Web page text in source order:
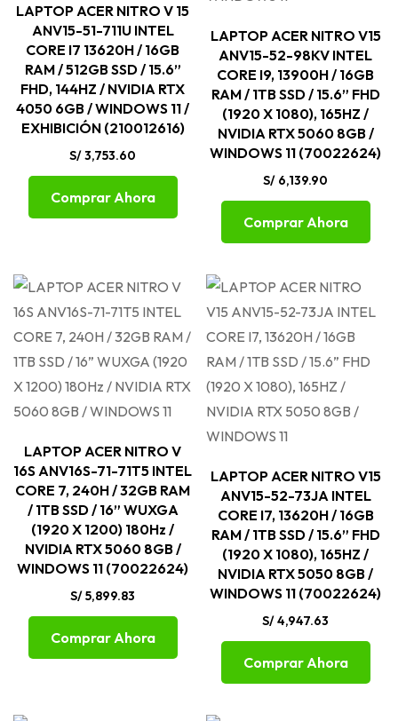
LAPTOP ACER NITRO V 15
ANV15-51-711U INTEL
CORE I7 13620H / 16GB
RAM / 512GB SSD / 15.6”
FHD, 144HZ / NVIDIA RTX
4050 6GB / WINDOWS 11 /
EXHIBICIÓN (210012616)
S/3,753.60
Comprar Ahora
LAPTOP ACER NITRO V15
ANV15-52-98KV INTEL
CORE I9, 13900H / 16GB
RAM / 1TB SSD / 15.6” FHD
(1920 X 1080), 165HZ /
NVIDIA RTX 5060 8GB /
WINDOWS 11 (70022624)
S/ 6,139.90
Comprar Ahora
LAPTOP ACER NITRO V
16S ANV16S-71-71T5 INTEL
CORE 7, 240H / 32GB RAM
/ 1TB SSD / 16” WUXGA
(1920 X 1200) 180Hz /
NVIDIA RTX 5060 8GB /
WINDOWS 11 (70022624)
S/5,899.83
Comprar Ahora
LAPTOP ACER NITRO V15
ANV15-52-73JA INTEL
CORE I7, 13620H / 16GB
RAM / 1TB SSD / 15.6” FHD
(1920 X 1080), 165HZ /
NVIDIA RTX 5050 8GB /
WINDOWS 11 (70022624)
S/4,947.63
Comprar Ahora